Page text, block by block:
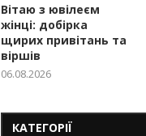
Вітаю з ювілеєм
жінці: добірка
щирих привітань та
віршів
06.08.2026
КАТЕГОРІЇ